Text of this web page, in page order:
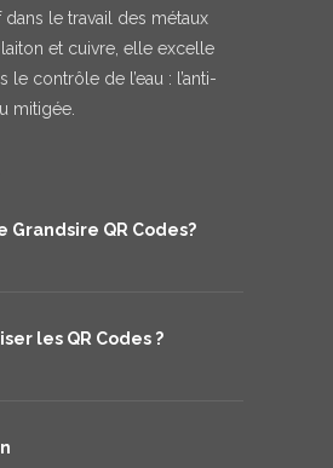
dans le travail des métaux
et cuivre, elle excelle
le contrôle de l’eau : l’anti-
mitigée.
Grandsire QR Codes?
les QR Codes ?